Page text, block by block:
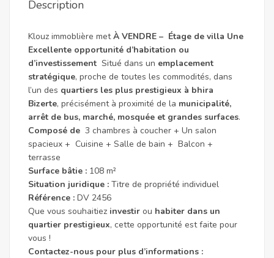
Description
Klouz immoblière metÀ VENDRE – Étage de villa Une
Excellente opportunité d’habitation ou
d’investissement Situé dans un emplacement
stratégique, proche de toutes les commodités, dans
l’un des quartiers les plus prestigieux à bhira
Bizerte, précisément à proximité de la municipalité,
arrêt de bus, marché, mosquée et grandes surfaces.
Composé de 3 chambres à coucher + Un salon
spacieux + Cuisine + Salle de bain + Balcon +
terrasse
Surface bâtie : 108 m²
Situation juridique : Titre de propriété individuel
Référence : DV 2456
Que vous souhaitiez investir ou habiter dans un
quartier prestigieux, cette opportunité est faite pour
vous !
Contactez-nous pour plus d’informations :